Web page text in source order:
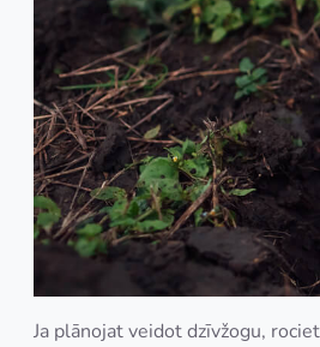
Ja plānojat veidot dzīvžogu,